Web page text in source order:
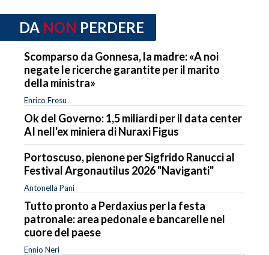
DA NON PERDERE
Scomparso da Gonnesa, la madre: «A noi
negate le ricerche garantite per il marito
della ministra»
Enrico Fresu
Ok del Governo: 1,5 miliardi per il data center
AI nell'ex miniera di Nuraxi Figus
Portoscuso, pienone per Sigfrido Ranucci al
Festival Argonautilus 2026 "Naviganti"
Antonella Pani
Tutto pronto a Perdaxius per la festa
patronale: area pedonale e bancarelle nel
cuore del paese
Ennio Neri